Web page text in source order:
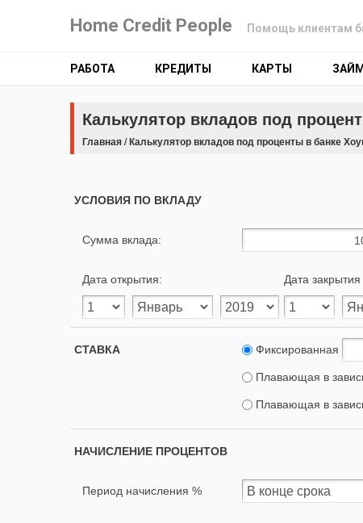
Home Credit People Помощь клиентам
РАБОТА КРЕДИТЫ КАРТЫ
Калькулятор вкладов под
Главная/Калькулятор вкладов под проценты в банке
УСЛОВИЯ ПО ВКЛАДУ
Сумма вклада:
Дата открытия: Дата закрытия
СТАВКА Фиксированная
Плавающая в
Плавающая в
НАЧИСЛЕНИЕ ПРОЦЕНТОВ
Период начисления %